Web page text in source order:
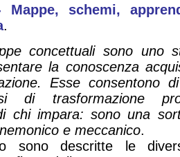
schemi,
.
concettuali sono uno
la conoscenza
Esse consentono
di trasformazione
chi impara: sono una
e meccanico.
sono descritte le